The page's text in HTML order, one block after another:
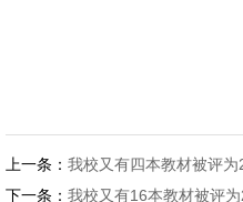
上一条： 我校又有四本教材被评
下一条： 我校又有16本教材被评